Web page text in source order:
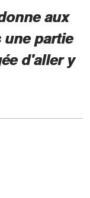
aux
partie
d'aller y